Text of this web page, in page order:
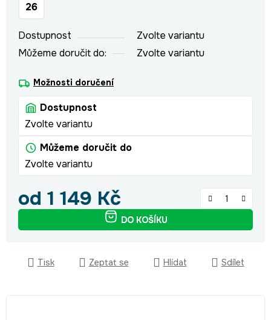
26
Dostupnost
Zvolte variantu
Můžeme doručit do:
Zvolte variantu
Možnosti doručení
Dostupnost
Zvolte variantu
Můžeme doručit do
Zvolte variantu
od 1 149 Kč
DO KOŠÍKU
Tisk Zeptat se Hlídat Sdílet